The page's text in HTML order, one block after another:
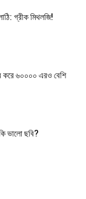
গ্রীক মিথলজি!
করে ৬০০০০ এরও বেশি
কি ভালো ছবি?